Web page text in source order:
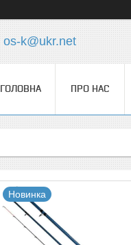
os-k@ukr.net
ГОЛОВНА ПРО НАС
Новинка